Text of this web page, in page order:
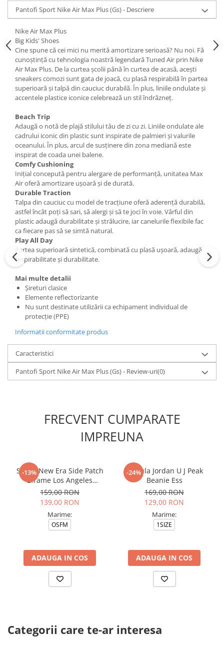
Pantofi Sport Nike Air Max Plus (Gs) - Descriere
Nike Air Max Plus
Big Kids' Shoes
Cine spune că cei mici nu merită amortizare serioasă? Nu noi. Fă
cunoștință cu tehnologia noastră legendară Tuned Air prin Nike
Air Max Plus. De la curtea școlii până în curtea de acasă, acești
sneakers comozi sunt gata de joacă, cu plasă respirabilă în partea
superioară și talpă din cauciuc durabilă. În plus, liniile ondulate și
accentele plastice iconice celebrează un stil îndrăzneț.
Beach Trip
Adaugă o notă de plajă stilului tău de zi cu zi. Liniile ondulate ale
cadrului iconic din plastic sunt inspirate de palmieri și valurile
oceanului. În plus, arcul de susținere din zona mediană este
inspirat de coada unei balene.
Comfy Cushioning
Inițial concepută pentru alergare de performanță, unitatea Max
Air oferă amortizare ușoară și de durată.
Durable Traction
Talpa din cauciuc cu model de tracțiune oferă aderență durabilă,
astfel încât poți să sari, să alergi și să te joci în voie. Vârful din
plastic adaugă durabilitate și strălucire, iar canelurile flexibile fac
ca fiecare pas să se simtă natural.
Play All Day
Partea superioară sintetică, combinată cu plasă ușoară, adaugă
respirabilitate și durabilitate.
Mai multe detalii
Șireturi clasice
Elemente reflectorizante
Nu sunt destinate utilizării ca echipament individual de
protecție (PPE)
Informatii conformitate produs
Caracteristici
Pantofi Sport Nike Air Max Plus (Gs) - Review-uri(0)
FRECVENT CUMPARATE
IMPREUNA
-13%
Sapca New Era Side Patch
Eframe Los Angeles
Dodgers Brs
159,00 RON
139,00 RON
Marime:
OSFM
ADAUGA IN COS
-24%
Caciula Jordan U J Peak
Beanie Ess
169,00 RON
129,00 RON
Marime:
1SIZE
ADAUGA IN COS
Categorii care te-ar interesa